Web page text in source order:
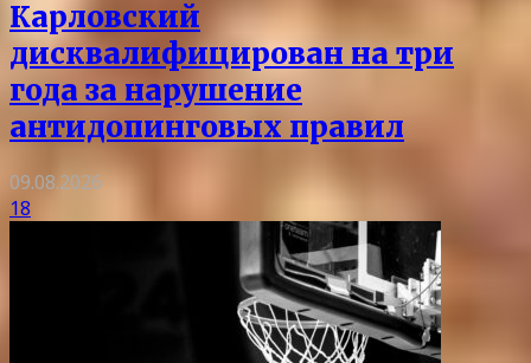
Карловский
дисквалифицирован на три
года за нарушение
антидопинговых правил
09.08.2026
18